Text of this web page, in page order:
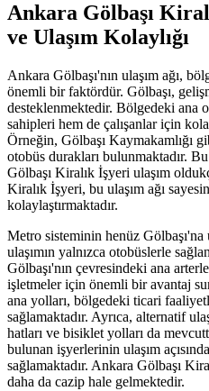
Ankara Gölbaşı
ve Ulaşım Kolaylığı
Ankara Gölbaşı'nın ulaşım ağı,
önemli bir faktördür. Gölbaşı,
desteklenmektedir. Bölgedeki ana
sahipleri hem de çalışanlar için
Örneğin, Gölbaşı Kaymakamlığı
otobüs durakları bulunmaktadır.
Gölbaşı Kiralık İşyeri ulaşım
Kiralık İşyeri, bu ulaşım ağı
kolaylaştırmaktadır.
Metro sisteminin henüz Gölbaşı'na
ulaşımın yalnızca otobüslerle
Gölbaşı'nın çevresindeki ana
işletmeler için önemli bir avantaj
ana yolları, bölgedeki ticari
sağlamaktadır. Ayrıca, alternatif
hatları ve bisiklet yolları da
bulunan işyerlerinin ulaşım
sağlamaktadır. Ankara Gölbaşı
daha da cazip hale gelmektedir.